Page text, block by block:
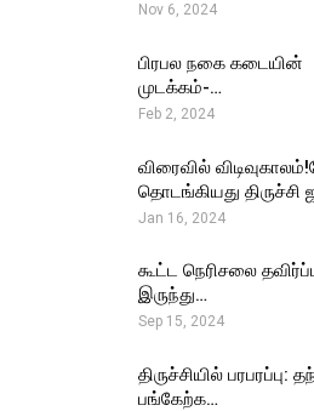
Nov 6, 2024
பிரபல நகை கடையின்
முடக்கம்-…
Feb 2, 2024
விரைவில்
தொடங்கியது திருச்சி
Jan 16, 2024
கூட்ட நெரிசலை
இருந்து…
Sep 15, 2024
திருச்சியில்
பங்கேற்க…